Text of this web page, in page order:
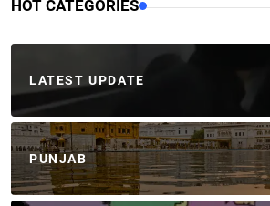
HOT CATEGORIES
LATEST UPDATE
PUNJAB